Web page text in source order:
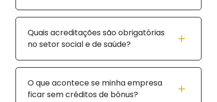
Quais acreditações são obrigatórias
no setor social e de saúde?
O que acontece se minha empresa
ficar sem créditos de bônus?